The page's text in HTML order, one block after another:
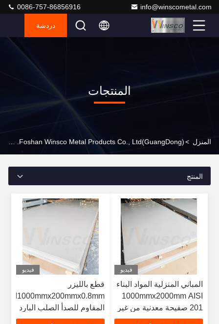
info@winscometal.com
0086-757-86856916
دردشة
المنتجات
المنزل >
المنتج
فيديو
المباني المنزلية المواد البناء
1000mmx2000mm AISI
201 صفيحة معدنية من غير
المقاوم للصدأ 0.8mm سمك
فيديو
قطع بالليزر
المقاوم للصدأ الصلب البارد
الصفحة النهائية 304 304L